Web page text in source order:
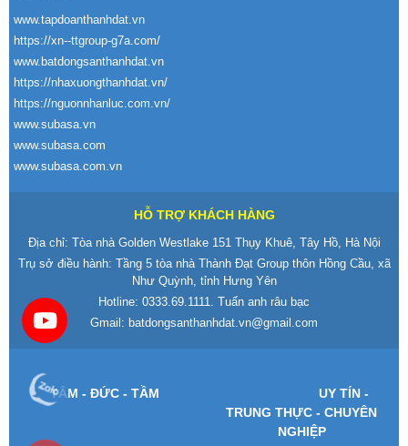
www.tapdoanthanhdat.vn
https://xn--ttgroup-g7a.com/
www.batdongsanthanhdat.vn
https://nhaxuongthanhdat.vn/
https://nguonnhanluc.com.vn/
www.subasa.vn
www.subasa.com
www.subasa.com.vn
HỖ TRỢ KHÁCH HÀNG
Địa chỉ: Tòa nhà Golden Westlake 151 Thụy Khuê, Tây Hồ, Hà Nội
Trụ sở điều hành: Tầng 5 tòa nhà Thành Đạt Group thôn Hồng Cầu, xã
Như Quỳnh, tỉnh Hưng Yên
Hotline: 0333.69.1111. Tuấn anh râu bạc
Gmail: batdongsanthanhdat.vn@gmail.com
TÂM - ĐỨC - TẦM UY TÍN -
TRUNG THỰC - CHUYÊN
NGHIỆP